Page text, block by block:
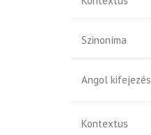
Szinoníma
Angol kifejezés
Kontextus